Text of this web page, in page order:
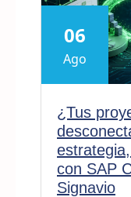
06
Ago
¿Tus
con SAP
Signavio